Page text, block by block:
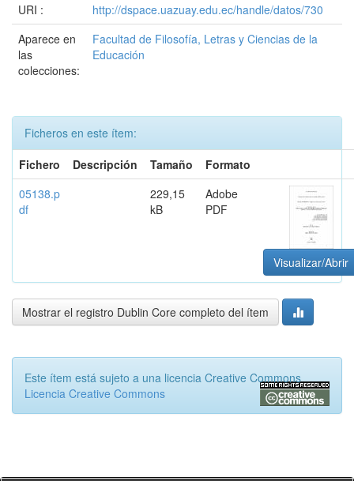
URI :
http://dspace.uazuay.edu.ec/handle/datos/730
Aparece en
las
colecciones:
Facultad de Filosofía, Letras y Ciencias de la
Educación
Ficheros en este ítem:
Fichero
Descripción Tamaño
Formato
05138.p
df
229,15
kB
Adobe
PDF
Visualizar/Abrir
Mostrar el registro Dublin Core completo del ítem
Este ítem está sujeto a una licencia Creative Commons
Licencia Creative Commons